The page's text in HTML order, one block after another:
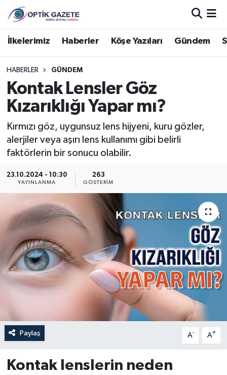
İlkelerimiz Haberler Köşe Yazıları Gündem
HABERLER GÜNDEM
Kontak Lensler Göz
Kızarıklığı Yapar mı?
Kırmızı göz, uygunsuz lens hijyeni, kuru gözler,
alerjiler veya aşırı lens kullanımı gibi belirli
faktörlerin bir sonucu olabilir.
23.10.2024 - 10:30
YAYINLANMA
263
GÖSTERIM
Paylaş A- A+
Kontak lenslerin neden
Nöbetçi Eczaneler
Hava Durumu
İstanbul Namaz Vakitleri
Trafik Durumu
Süper Lig Puan Durumu ve Fikstür
Son Dakika Haberleri
Haber Arşivi